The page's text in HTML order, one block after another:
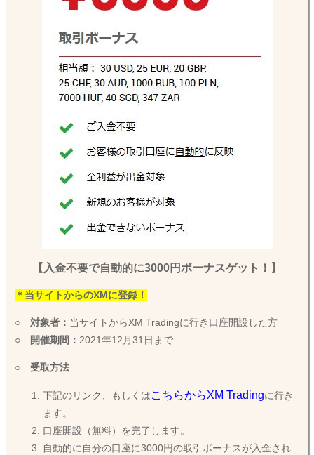
【入金不要で自動的に3000円ボーナスゲット！】
＊当サイトからのXMに登録！
○ 対象者： 当サイトからXM Tradingに行き口座開設した方
○
開催期間： 2021年12月31日まで
○ 受取方法
下記のリンク、もしくはこちらからXM Tradingに行き
ます。
口座開設（無料）を完了します。
自動的に自分の口座に3000円の取引ボーナスが入金され